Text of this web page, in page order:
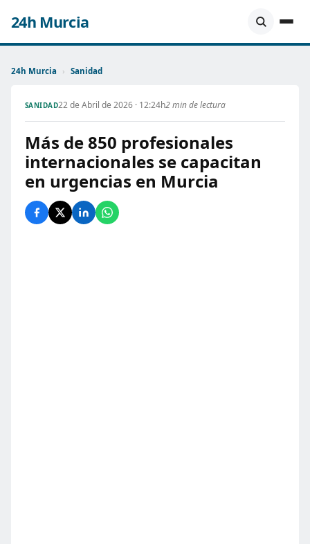
24h Murcia
24h Murcia › Sanidad
SANIDAD22 de Abril de 2026 · 12:24h2 min de lectura
Más de 850 profesionales
internacionales se capacitan
en urgencias en Murcia